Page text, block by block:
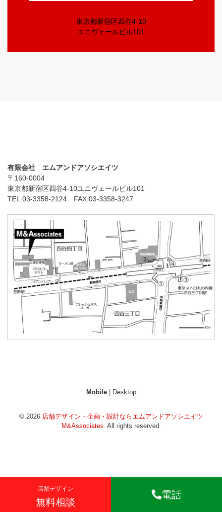
店舗デザイン
無料相談
電話
東京都新宿区四谷4-10
ユニヴェールビル101
有限会社 エムアンドアソシエイツ
〒160-0004
東京都新宿区四谷4-10ユニヴェールビル101
TEL:03-3358-2124 FAX:03-3358-3247
Mobile| Desktop
© 2026 店舗デザイン・企画・設計ならエムアンドアソシエイツ
M&Associates . All rights reserved.